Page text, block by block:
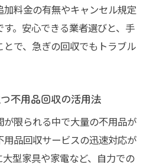
料金の有無やキャンセル規定
。安心できる業者選びと、手
で、急ぎの回収でもトラブル
不用品回収の活用法
限られる中で大量の不用品が
品回収サービスの迅速対応が
型家具や家電など、自力での